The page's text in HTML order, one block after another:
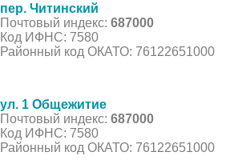
пер. Читинский
Почтовый индекс: 687000
Код ИФНС: 7580
Районный код ОКАТО: 76122651000
ул. 1 Общежитие
Почтовый индекс: 687000
Код ИФНС: 7580
Районный код ОКАТО: 76122651000